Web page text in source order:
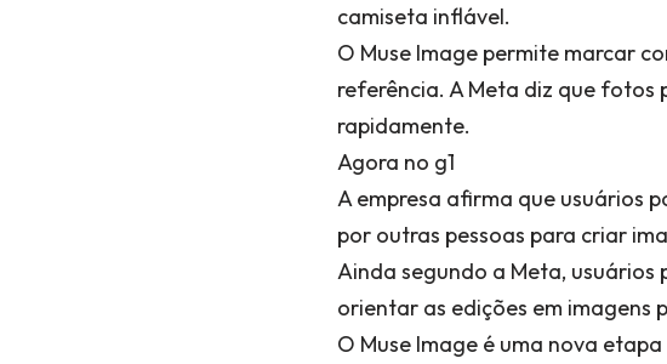
camiseta inflável.
O Muse Image permite marcar
referência. A Meta diz que fotos
rapidamente.
Agora no g1
A empresa afirma que usuários
por outras pessoas para criar
Ainda segundo a Meta,
orientar as edições em imagens
O Muse Image é uma nova